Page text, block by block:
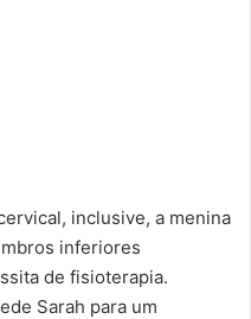
inclusive, a menina
inferiores
de fisioterapia.
Sarah para um